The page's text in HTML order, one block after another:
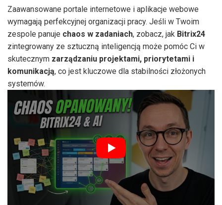
Zaawansowane portale internetowe i aplikacje webowe
wymagają perfekcyjnej organizacji pracy. Jeśli w Twoim
zespole panuje chaos w zadaniach, zobacz, jak Bitrix24
zintegrowany ze sztuczną inteligencją może pomóc Ci w
skutecznym zarządzaniu projektami, priorytetami i
komunikacją, co jest kluczowe dla stabilności złożonych
systemów.